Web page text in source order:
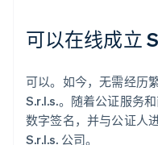
可以在线成立
可以。如今，无需经历
S.r.l.s.。随着公证服务
数字签名，并与公证人
S.r.l.s. 公司。